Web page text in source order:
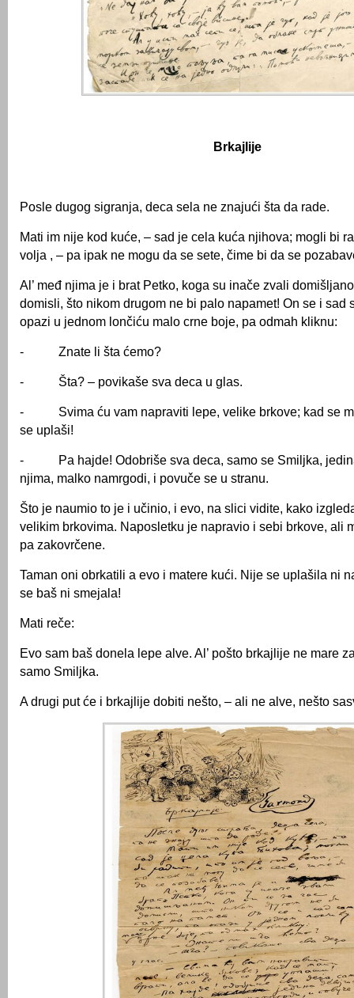
Brkajlije
Posle dugog sigranja, deca sela ne znajući šta da rade.
Mati im nije kod kuće, – sad je cela kuća njihova; mogli bi
volja , – pa ipak ne mogu da se sete, čime bi da se
Al’ međ njima je i brat Petko, koga su inače zvali
domisli, što nikom drugom ne bi palo napamet! On se i sad
opazi u jednom lončiću malo crne boje, pa odmah kliknu:
- Znate li šta ćemo?
- Šta? – povikaše sva deca u glas.
- Svima ću vam napraviti lepe, velike brkove; kad se
se uplaši!
- Pa hajde! Odobriše sva deca, samo se Smiljka,
njima, malko namrgodi, i povuče se u stranu.
Što je naumio to je i učinio, i evo, na slici vidite, kako
velikim brkovima. Naposletku je napravio i sebi brkove, ali
pa zakovrčene.
Taman oni obrkatili a evo i matere kući. Nije se uplašila ni
se baš ni smejala!
Mati reče:
Evo sam baš donela lepe alve. Al’ pošto brkajlije ne mare
samo Smiljka.
A drugi put će i brkajlije dobiti nešto, – ali ne alve, nešto